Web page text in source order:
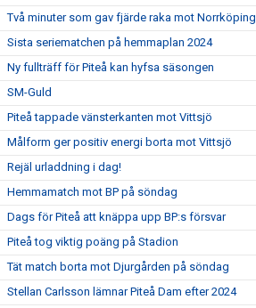
Två minuter som gav fjärde raka mot Norrköping
Sista seriematchen på hemmaplan 2024
Ny fullträff för Piteå kan hyfsa säsongen
SM-Guld
Piteå tappade vänsterkanten mot Vittsjö
Målform ger positiv energi borta mot Vittsjö
Rejäl urladdning i dag!
Hemmamatch mot BP på söndag
Dags för Piteå att knäppa upp BP:s försvar
Piteå tog viktig poäng på Stadion
Tät match borta mot Djurgården på söndag
Stellan Carlsson lämnar Piteå Dam efter 2024